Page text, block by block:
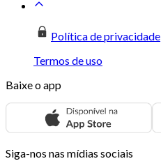
Política de privacidade
Termos de uso
Baixe o app
Siga-nos nas mídias sociais